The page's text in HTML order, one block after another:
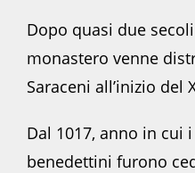
Dopo quasi due
monastero venne
Saraceni all’inizio del
Dal 1017, anno in cui
benedettini furono